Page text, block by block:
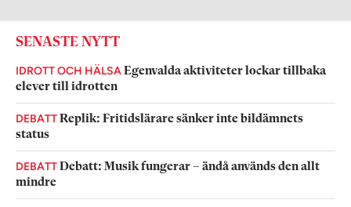
SENASTE NYTT
IDROTT OCH HÄLSA Egenvalda aktiviteter lockar tillbaka
elever till idrotten
DEBATTReplik: Fritidslärare sänker inte bildämnets
status
DEBATTDebatt: Musik fungerar – ändå används den allt
mindre